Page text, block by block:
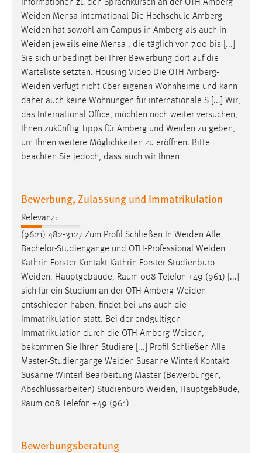
Informationen zu den Sprachkursen an der OTH Amberg-
Weiden Mensa international Die Hochschule Amberg-
Weiden hat sowohl am Campus in Amberg als auch in
Weiden jeweils eine Mensa , die täglich von 7.00 bis [...]
Sie sich unbedingt bei Ihrer Bewerbung dort auf die
Warteliste setzten. Housing Video Die OTH Amberg-
Weiden verfügt nicht über eigenen Wohnheime und kann
daher auch keine Wohnungen für internationale S [...] Wir,
das International Office, möchten noch weiter versuchen,
Ihnen zukünftig Tipps für Amberg und Weiden zu geben,
um Ihnen weitere Möglichkeiten zu eröffnen. Bitte
beachten Sie jedoch, dass auch wir Ihnen
Bewerbung, Zulassung und Immatrikulation
Relevanz:
(9621) 482-3127 Zum Profil Schließen In Weiden Alle
Bachelor-Studiengänge und OTH-Professional Weiden
Kathrin Forster Kontakt Kathrin Forster Studienbüro
Weiden, Hauptgebäude, Raum 008 Telefon +49 (961) [...]
sich für ein Studium an der OTH Amberg-Weiden
entschieden haben, findet bei uns auch die
Immatrikulation statt. Bei der endgültigen
Immatrikulation durch die OTH Amberg-Weiden,
bekommen Sie Ihren Studiere [...] Profil Schließen Alle
Master-Studiengänge Weiden Susanne Winterl Kontakt
Susanne Winterl Bearbeitung Master (Bewerbungen,
Abschlussarbeiten) Studienbüro Weiden, Hauptgebäude,
Raum 008 Telefon +49 (961)
Bewerbungsberatung